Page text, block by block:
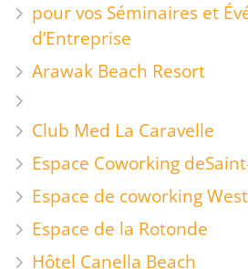
pour vos Séminaires et
d’Entreprise
Arawak Beach Resort
Club Med La Caravelle
Espace Coworking de
Espace de coworking
Espace de la Rotonde
Hôtel Canella Beach